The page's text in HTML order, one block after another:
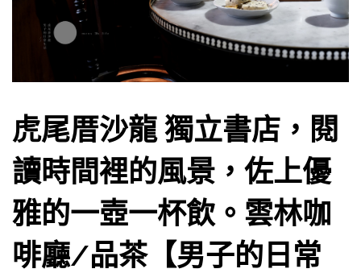
虎尾厝沙龍 獨立書店，閱
讀時間裡的風景，佐上優
雅的一壺一杯飲。雲林咖
啡廳/品茶【男子的日常